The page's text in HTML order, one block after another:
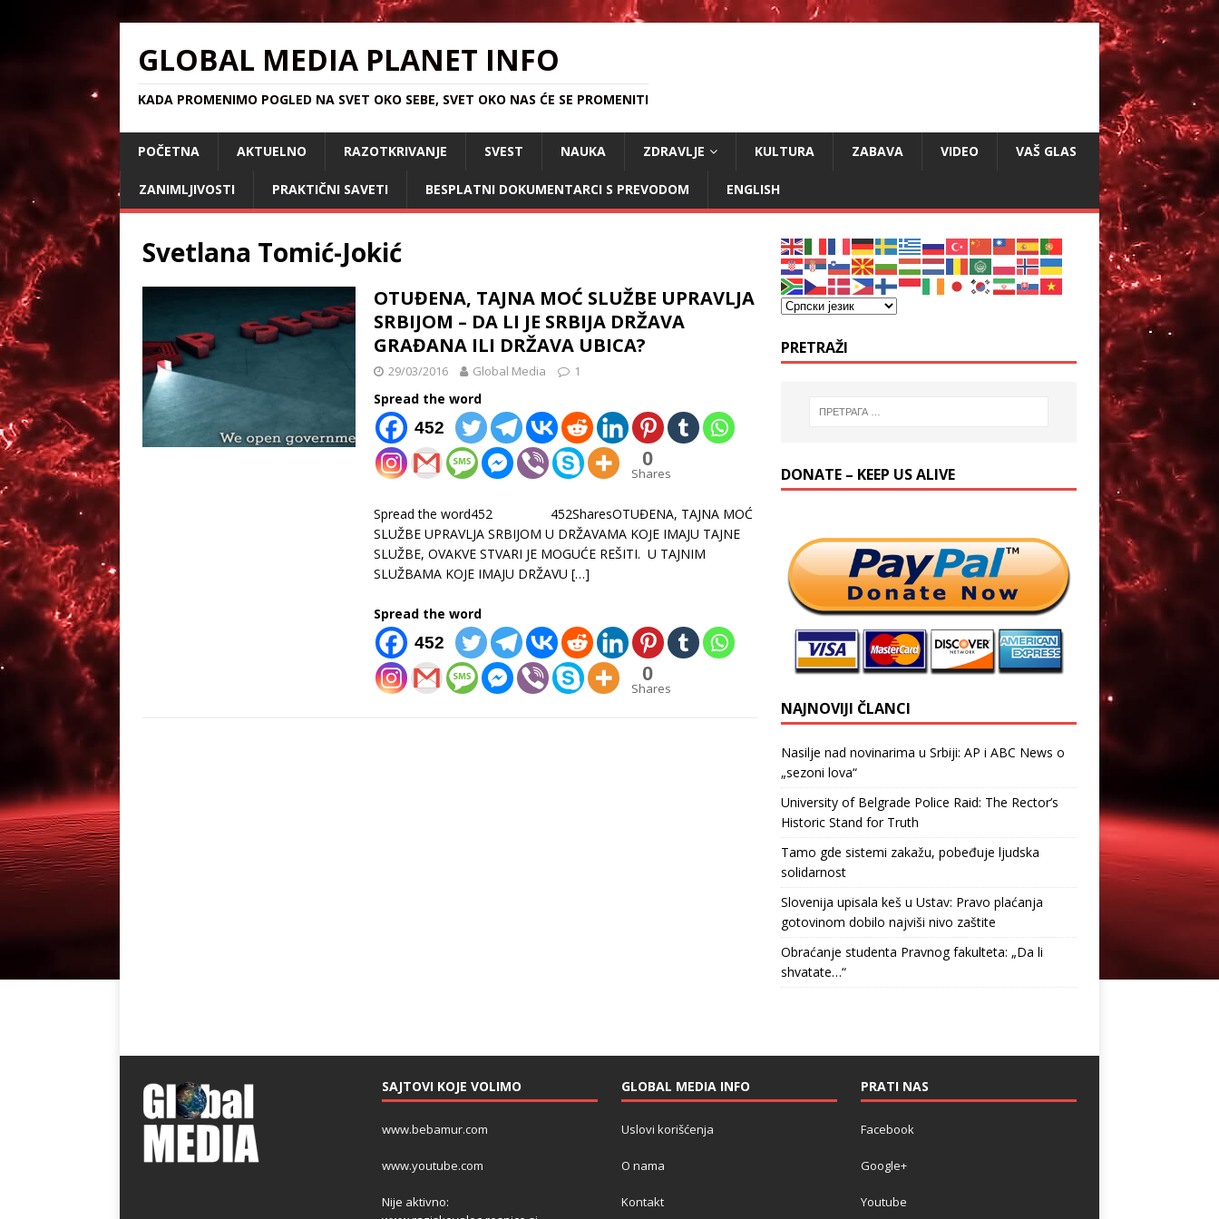
GLOBAL MEDIA PLANET INFO
KADA PROMENIMO POGLED NA SVET OKO SEBE, SVET OKO NAS ĆE SE PROMENITI
POČETNA AKTUELNO RAZOTKRIVANJE SVEST NAUKA ZDRAVLJE KULTURA ZABAVA VIDEO VAŠ GLAS
ZANIMLJIVOSTI PRAKTIČNI SAVETI BESPLATNI DOKUMENTARCI S PREVODOM ENGLISH
Svetlana Tomić-Jokić
OTUĐENA, TAJNA MOĆ SLUŽBE UPRAVLJA
SRBIJOM – DA LI JE SRBIJA DRŽAVA
GRAĐANA ILI DRŽAVA UBICA?
29/03/2016 Global Media 1
Spread the word
452
0
Shares
Spread the word452 452SharesOTUĐENA, TAJNA MOĆ
SLUŽBE UPRAVLJA SRBIJOM U DRŽAVAMA KOJE IMAJU TAJNE
SLUŽBE, OVAKVE STVARI JE MOGUĆE REŠITI. U TAJNIM
SLUŽBAMA KOJE IMAJU DRŽAVU […]
Spread the word
452
0
Shares
PRETRAŽI
DONATE – KEEP US ALIVE
NAJNOVIJI ČLANCI
Nasilje nad novinarima u Srbiji: AP i ABC News o
„sezoni lova“
University of Belgrade Police Raid: The Rector’s
Historic Stand for Truth
Tamo gde sistemi zakažu, pobeđuje ljudska
solidarnost
Slovenija upisala keš u Ustav: Pravo plaćanja
gotovinom dobilo najviši nivo zaštite
Obraćanje studenta Pravnog fakulteta: „Da li
shvatate…“
SAJTOVI KOJE VOLIMO
www.bebamur.com
www.youtube.com
Nije aktivno:
GLOBAL MEDIA INFO
Uslovi korišćenja
O nama
Kontakt
PRATI NAS
Facebook
Google+
Youtube